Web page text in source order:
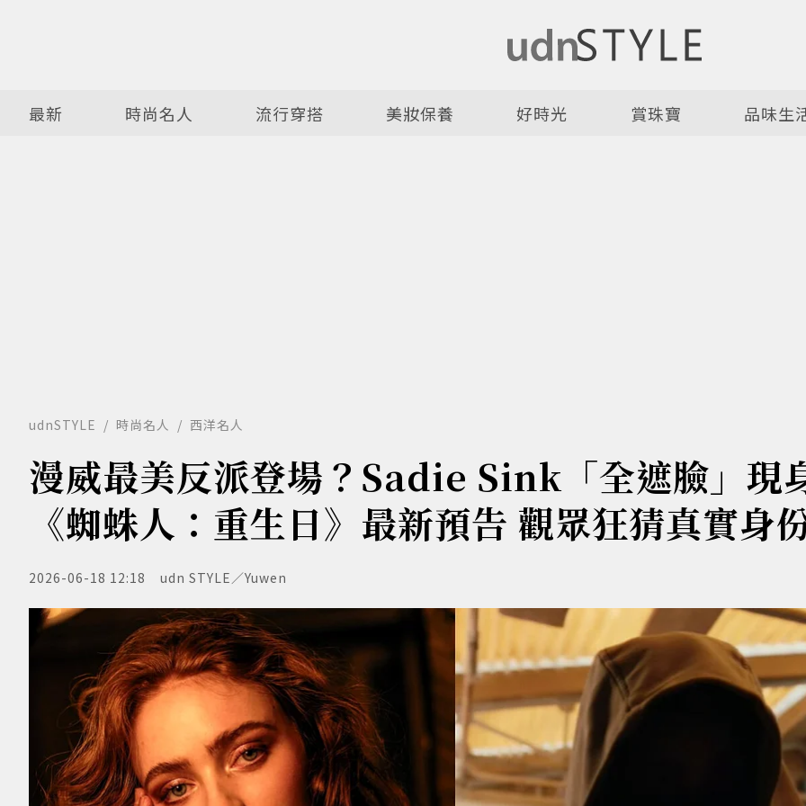
最新 時尚名人 流行穿搭 美妝保養 好時光 賞珠寶 品味生
udnSTYLE 時尚名人 西洋名人
漫威最美反派登場？Sadie Sink「全遮臉」現
《蜘蛛人：重生日》最新預告 觀眾狂猜真實身
2026-06-18 12:18 udn STYLE／Yuwen